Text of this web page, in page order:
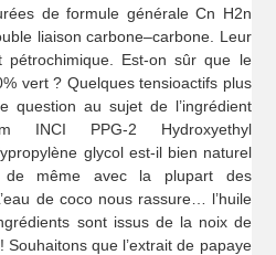
de formule générale Cn H2n
liaison carbone–carbone. Leur
Est-on sûr que le
vert ? Quelques tensioactifs plus
au sujet de l’ingrédient
INCI PPG-2 Hydroxyethyl
glycol est-il bien naturel
même avec la plupart des
de coco nous rassure… l’huile
sont issus de la noix de
que l’extrait de papaye